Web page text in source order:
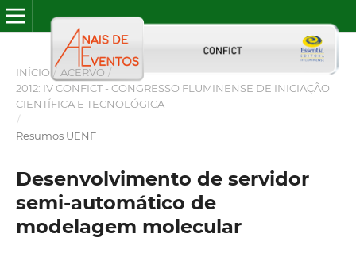
INÍCIO / ACERVO /
2012: IV CONFICT - CONGRESSO FLUMINENSE DE INICIAÇÃO
CIENTÍFICA E TECNOLÓGICA
/
Resumos UENF
Desenvolvimento de servidor
semi-automático de
modelagem molecular